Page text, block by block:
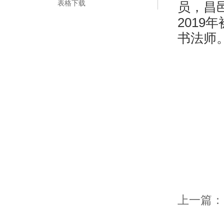
表格下载
员，昌
2019年
书法师
上一篇：